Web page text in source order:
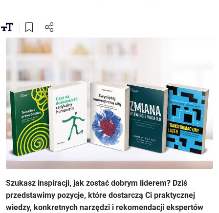
Szukasz inspiracji, jak zostać dobrym liderem? Dziś
przedstawimy pozycje, które dostarczą Ci praktycznej
wiedzy, konkretnych narzędzi i rekomendacji ekspertów